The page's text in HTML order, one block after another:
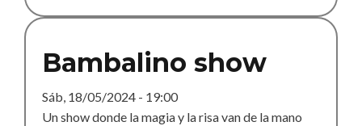
terror
Bambalino show
Sáb, 18/05/2024 - 19:00
Un show donde la magia y la risa van de la mano